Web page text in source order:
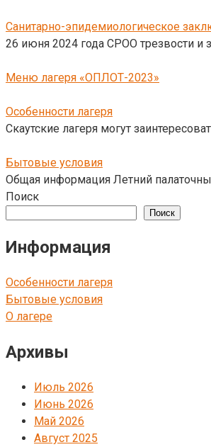
Санитарно-эпидемиологическое
26 июня 2024 года СРОО трезвости и
Меню лагеря «ОПЛОТ-2023»
Особенности лагеря
Скаутские лагеря могут
Бытовые условия
Общая информация Летний
Поиск
Поиск
Информация
Особенности лагеря
Бытовые условия
О лагере
Архивы
Июль 2026
Июнь 2026
Май 2026
Август 2025